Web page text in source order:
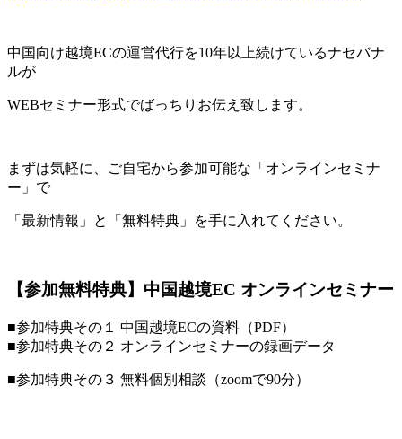
中国向け越境ECの運営代行を10年以上続けているナセバナ
ルが
WEBセミナー形式でばっちりお伝え致します。
まずは気軽に、ご自宅から参加可能な「オンラインセミナ
ー」で
「最新情報」と「無料特典」を手に入れてください。
【参加無料特典】中国越境EC オンラインセミナー
■参加特典その１ 中国越境ECの資料（PDF）
■参加特典その２ オンラインセミナーの録画データ
■参加特典その３ 無料個別相談（zoomで90分）